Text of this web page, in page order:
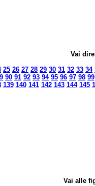
Vai
25 26 27 28 29 30 31 32 33 34
90 91 92 93 94 95 96 97 98 99
139 140 141 142 143 144 145
Vai alle